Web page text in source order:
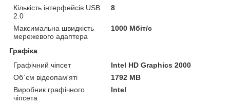
Кількість інтерфейсів USB
2.0
8
Максимальна швидкість
мережевого адаптера
1000 Мбіт/с
Графіка
Графічний чіпсет
Intel HD Graphics 2000
Об`єм відеопам'яті
1792 MB
Виробник графічного
чіпсета
Intel